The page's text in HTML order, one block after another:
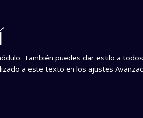
También puedes dar estilo a
a este texto en los ajustes